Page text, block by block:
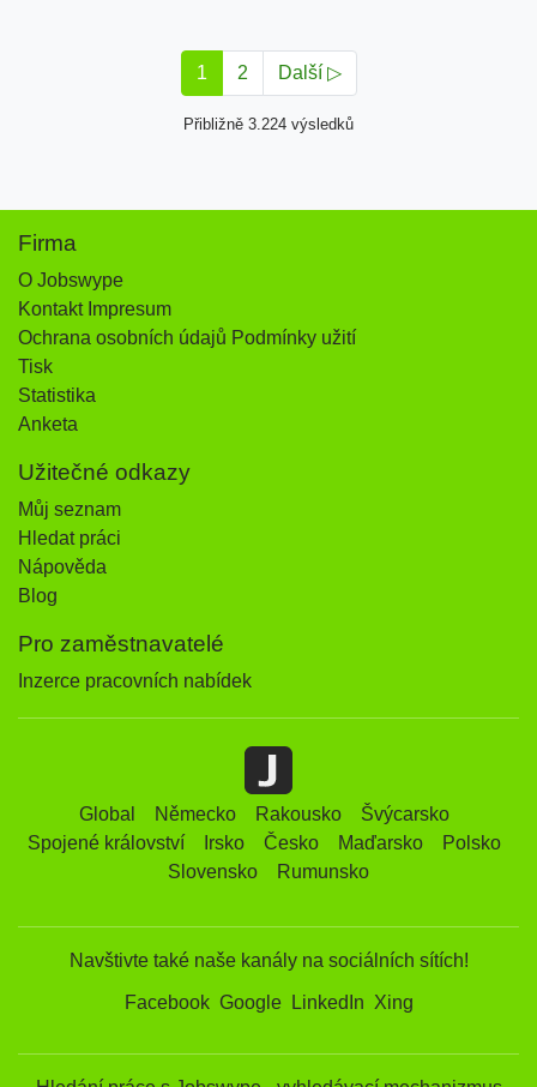
1 2 Další ▷
Přibližně 3.224 výsledků
Firma
O Jobswype
Kontakt Impresum
Ochrana osobních údajů Podmínky užití
Tisk
Statistika
Anketa
Užitečné odkazy
Můj seznam
Hledat práci
Nápověda
Blog
Pro zaměstnavatelé
Inzerce pracovních nabídek
Global Německo Rakousko
Švýcarsko
Spojené království
Irsko Česko Maďarsko
Polsko
Slovensko
Rumunsko
Navštivte také naše kanály na sociálních sítích!
Facebook Google LinkedIn Xing